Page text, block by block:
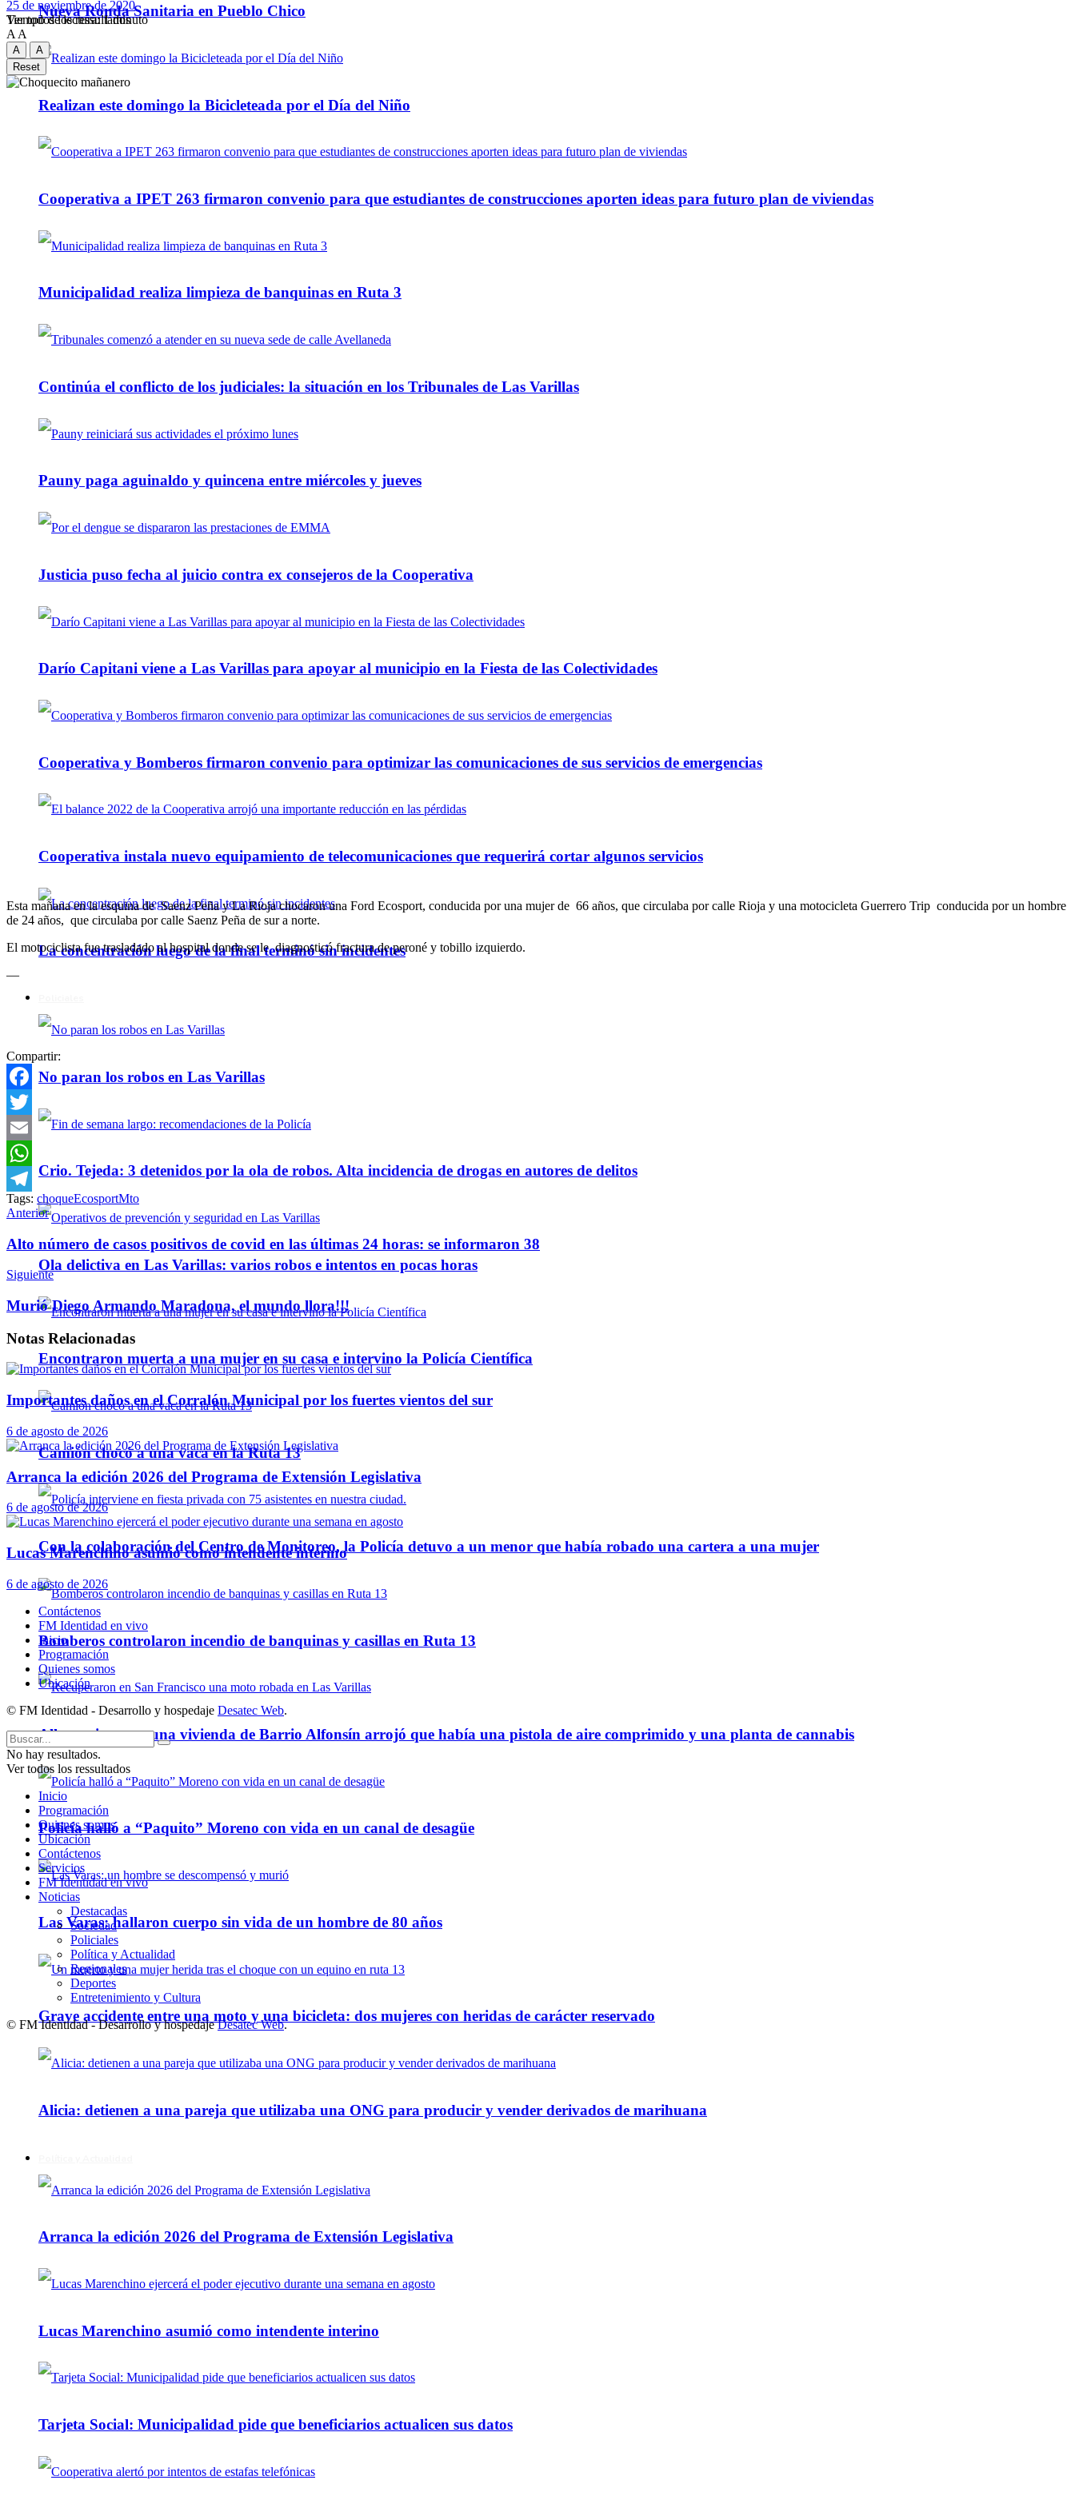
Nueva Ronda Sanitaria en Pueblo Chico
Realizan este domingo la Bicicleteada por el Día del Niño
Cooperativa a IPET 263 firmaron convenio para que estudiantes de construcciones aporten ideas para futuro plan de viviendas
Municipalidad realiza limpieza de banquinas en Ruta 3
Continúa el conflicto de los judiciales: la situación en los Tribunales de Las Varillas
Pauny paga aguinaldo y quincena entre miércoles y jueves
Justicia puso fecha al juicio contra ex consejeros de la Cooperativa
Darío Capitani viene a Las Varillas para apoyar al municipio en la Fiesta de las Colectividades
Cooperativa y Bomberos firmaron convenio para optimizar las comunicaciones de sus servicios de emergencias
Cooperativa instala nuevo equipamiento de telecomunicaciones que requerirá cortar algunos servicios
La concentración luego de la final terminó sin incidentes
No paran los robos en Las Varillas
Crio. Tejeda: 3 detenidos por la ola de robos. Alta incidencia de drogas en autores de delitos
Ola delictiva en Las Varillas: varios robos e intentos en pocas horas
Encontraron muerta a una mujer en su casa e intervino la Policía Científica
Camión chocó a una vaca en la Ruta 13
Con la colaboración del Centro de Monitoreo, la Policía detuvo a un menor que había robado una cartera a una mujer
Bomberos controlaron incendio de banquinas y casillas en Ruta 13
Allanamiento en una vivienda de Barrio Alfonsín arrojó que había una pistola de aire comprimido y una planta de cannabis
Policía halló a “Paquito” Moreno con vida en un canal de desagüe
Las Varas: hallaron cuerpo sin vida de un hombre de 80 años
Grave accidente entre una moto y una bicicleta: dos mujeres con heridas de carácter reservado
Alicia: detienen a una pareja que utilizaba una ONG para producir y vender derivados de marihuana
Arranca la edición 2026 del Programa de Extensión Legislativa
Lucas Marenchino asumió como intendente interino
Tarjeta Social: Municipalidad pide que beneficiarios actualicen sus datos
Ver todos los ressultados
25 de noviembre de 2020
Tiempo de lectura: 1 minuto
A A
A
A
Reset
Esta mañana en la esquina de Saenz Peña y La Rioja chocaron una Ford Ecosport, conducida por una mujer de 66 años, que circulaba por calle Rioja y una motocicleta Guerrero Trip conducida por un hombre
de 24 años, que circulaba por calle Saenz Peña de sur a norte.
El motociclista fue trasladado al hospital donde se le diagnosticó fractura de peroné y tobillo izquierdo.
—
Compartir:
Facebook
Twitter
Email
WhatsApp
Telegram
Tags: choqueEcosportMto
Anterior
Alto número de casos positivos de covid en las últimas 24 horas: se informaron 38
Siguiente
Murió Diego Armando Maradona, el mundo llora!!!
Notas Relacionadas
Importantes daños en el Corralón Municipal por los fuertes vientos del sur
6 de agosto de 2026
Arranca la edición 2026 del Programa de Extensión Legislativa
6 de agosto de 2026
Lucas Marenchino asumió como intendente interino
6 de agosto de 2026
Contáctenos
FM Identidad en vivo
Inicio
Programación
Quienes somos
Ubicación
© FM Identidad - Desarrollo y hospedaje Desatec Web.
No hay resultados.
Ver todos los ressultados
Inicio
Programación
Quienes somos
Ubicación
Contáctenos
Servicios
FM Identidad en vivo
Noticias
Destacadas
Sociedad
Policiales
Política y Actualidad
Regionales
Deportes
Entretenimiento y Cultura
© FM Identidad - Desarrollo y hospedajeDesatec Web.